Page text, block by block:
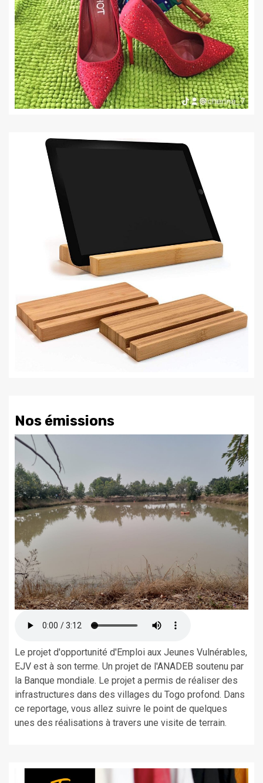
Nos émissions
Le projet d'opportunité d'Emploi aux Jeunes Vulnérables,
EJV est à son terme. Un projet de l'ANADEB soutenu par
la Banque mondiale. Le projet a permis de réaliser des
infrastructures dans des villages du Togo profond. Dans
ce reportage, vous allez suivre le point de quelques
unes des réalisations à travers une visite de terrain.